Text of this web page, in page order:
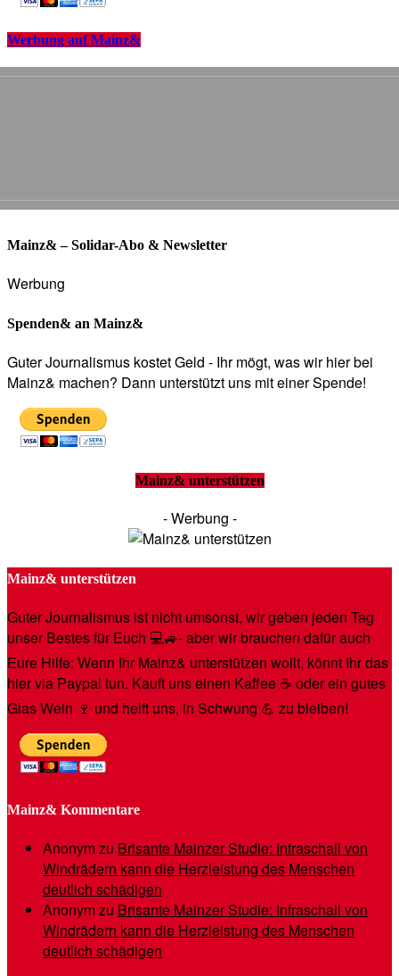
Werbung auf Mainz&
Mainz& – Solidar-Abo & Newsletter
Werbung
Spenden& an Mainz&
Guter Journalismus kostet Geld - Ihr mögt, was wir hier bei
Mainz& machen? Dann unterstützt uns mit einer Spende!
Mainz& unterstützen
- Werbung -
Mainz& unterstützen
Guter Journalismus ist nicht umsonst, wir geben jeden Tag
unser Bestes für Euch 💻🚙- aber wir brauchen dafür auch
Eure Hilfe: Wenn Ihr Mainz& unterstützen wollt, könnt Ihr das
hier via Paypal tun. Kauft uns einen Kaffee ☕️ oder ein gutes
Glas Wein 🍷 und helft uns, in Schwung 💪 zu bleiben!
Mainz& Kommentare
Anonymzu Brisante Mainzer Studie: Infraschall von
Windrädern kann die Herzleistung des Menschen
deutlich schädigen
Anonymzu Brisante Mainzer Studie: Infraschall von
Windrädern kann die Herzleistung des Menschen
deutlich schädigen